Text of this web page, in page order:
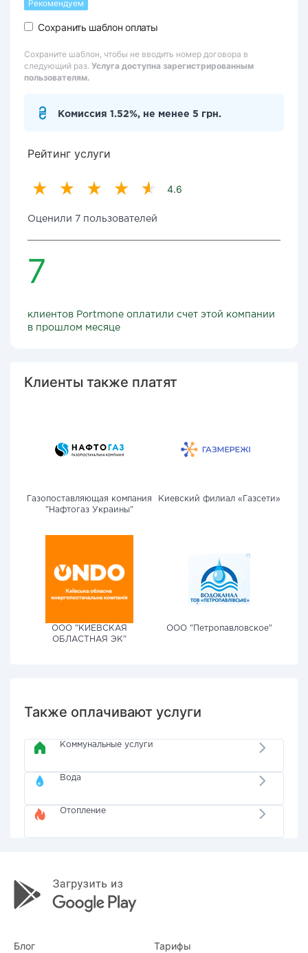
Рекомендуем
Сохранить шаблон оплаты
Сохраните шаблон, чтобы не вводить номер договора в
следующий раз. Услуга доступна зарегистрированным
пользователям.
Комиссия 1.52%, не менее 5 грн.
Рейтинг услуги
4.6
Оценили 7 пользователей
7
клиентов Portmone оплатили счет этой компании
в прошлом месяце
Клиенты также платят
Газопоставляющая компания
"Нафтогаз Украины"
Киевский филиал «Газсети»
ООО "КИЕВСКАЯ
ОБЛАСТНАЯ ЭК"
ООО "Петропавловское"
Также оплачивают услуги
Коммунальные услуги
Вода
Отопление
Блог Тарифы